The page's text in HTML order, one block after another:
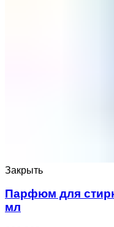
Закрыть
Парфюм для
мл